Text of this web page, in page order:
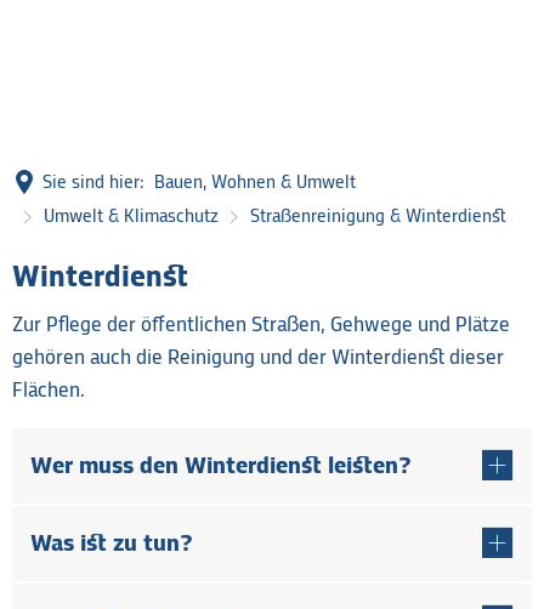
Sie sind hier:
Bauen, Wohnen & Umwelt
Umwelt & Klimaschutz
Straßenreinigung & Winterdienst
Straßenreinigung
&
Winterdienst
Winterdienst
Zur Pflege der öffentlichen Straßen, Gehwege und Plätze
gehören auch die Reinigung und der Winterdienst dieser
Flächen.
Wer muss den Winterdienst leisten?
Was ist zu tun?